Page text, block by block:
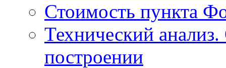
Стоимость пункта
Технический
построении